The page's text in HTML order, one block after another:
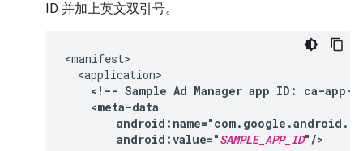
ID 并加上英文双引号。
<!-- Sample Ad Manager app ID:
ca-app-
android:value="SAMPLE_APP_ID"/>